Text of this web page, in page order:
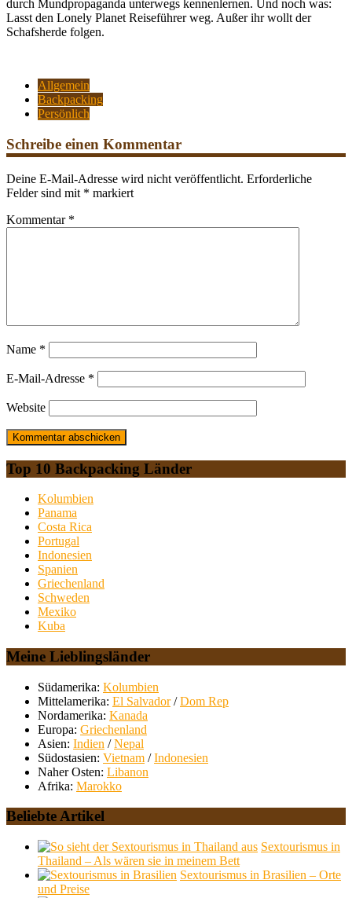
durch Mundpropaganda unterwegs kennenlernen. Und noch was:
Lasst den Lonely Planet Reiseführer weg. Außer ihr wollt der
Schafsherde folgen.
Allgemein
Backpacking
Persönlich
Schreibe einen Kommentar
Deine E-Mail-Adresse wird nicht veröffentlicht. Erforderliche
Felder sind mit * markiert
Kommentar *
Name *
E-Mail-Adresse *
Website
Top 10 Backpacking Länder
Kolumbien
Panama
Costa Rica
Portugal
Indonesien
Spanien
Griechenland
Schweden
Mexiko
Kuba
Meine Lieblingsländer
Südamerika: Kolumbien
Mittelamerika: El Salvador/Dom Rep
Nordamerika: Kanada
Europa: Griechenland
Asien: Indien /Nepal
Südostasien: Vietnam /Indonesien
Naher Osten: Libanon
Afrika: Marokko
Beliebte Artikel
Sextourismus in
Thailand – Als wären sie in meinem Bett
Sextourismus in Brasilien – Orte
und Preise